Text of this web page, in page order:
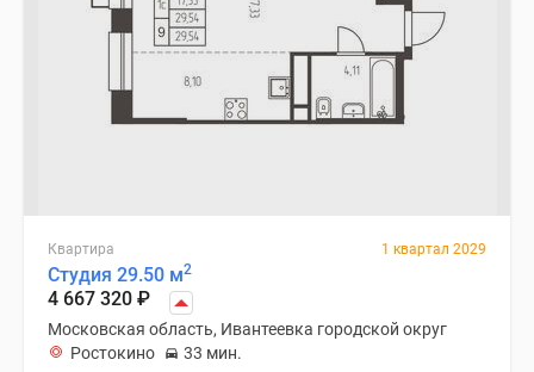
Квартира 1 квартал 2029
Студия 29.50 м2
4 667 320 ₽
Московская область, Ивантеевка городской округ
Ростокино
33 мин.